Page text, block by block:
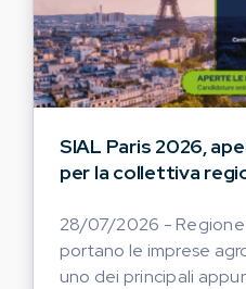
SIAL Paris 2026,
per la collettiva
28/07/2026 - Regione
portano le imprese
uno dei principali